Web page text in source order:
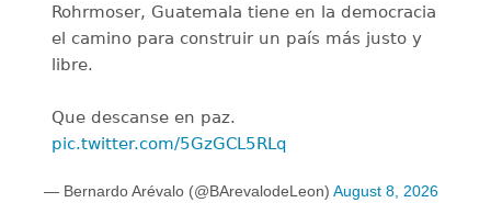
Rohrmoser, Guatemala tiene en la democracia
el camino para construir un país más justo y
libre.
Que descanse en paz.
pic.twitter.com/5GzGCL5RLq
— Bernardo Arévalo (@BArevalodeLeon) August 8, 2026